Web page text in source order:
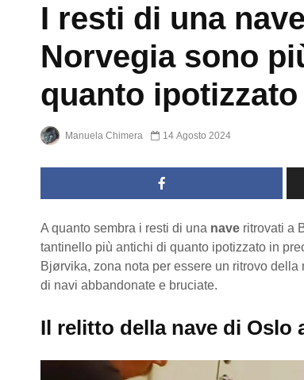
I resti di una
Norvegia sono
quanto ipotizzato
Manuela Chimera 14 Agosto 2024
A quanto sembra i resti di una nave ritrovati a
tantinello più antichi di quanto ipotizzato in
Bjørvika, zona nota per essere un ritrovo
di navi abbandonate e bruciate.
Il relitto della nave di Oslo